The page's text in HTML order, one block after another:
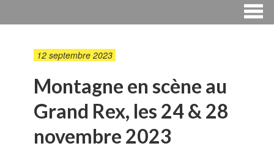
12 septembre 2023
Montagne en scène au
Grand Rex, les 24 & 28
novembre 2023